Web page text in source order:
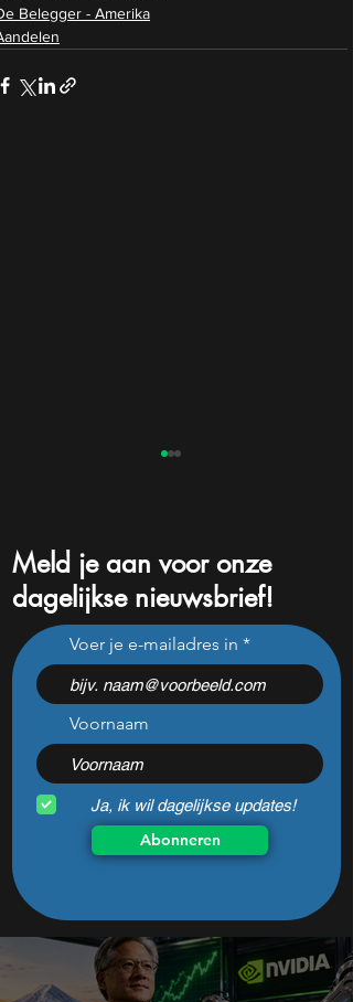
Belegger - Amerika
Dit aandeel staat al
maanden op mijn watchlist,
maar cijfers houden me
twijfelend
Meld je aan voor onze
dagelijkse nieuwsbrief!
Voer je e-mailadres in
Voornaam
Ja, ik wil dagelijkse updates!
Abonneren